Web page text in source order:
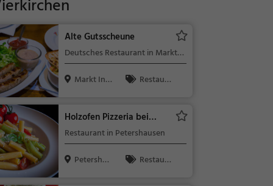
Alte Gutsscheune
Deutsches Restaurant in Markt
Indersdorf
Markt Ind
Restaura
Abendessen,
Europäisch
Holzofen Pizzeria bei
Antonio
Restaurant in Petershausen
Petershau
Restaura